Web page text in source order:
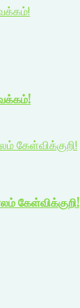
கேள்விக்குறி!
கேள்விக்குறி!